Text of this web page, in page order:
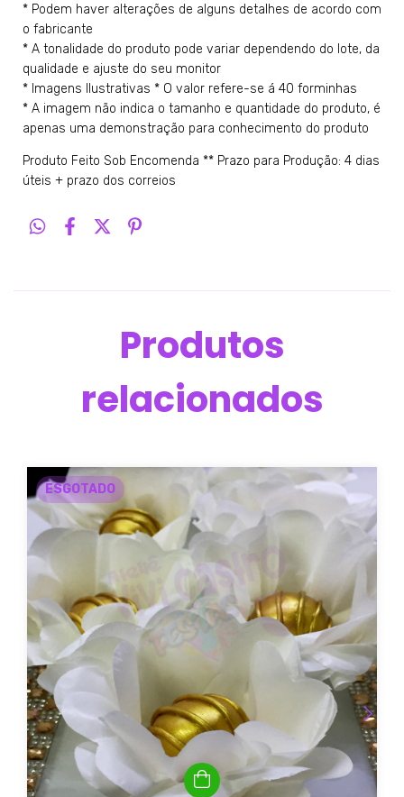
* Podem haver alterações de alguns detalhes de acordo com
o fabricante
* A tonalidade do produto pode variar dependendo do lote, da
qualidade e ajuste do seu monitor
* Imagens Ilustrativas * O valor refere-se á 40 forminhas
* A imagem não indica o tamanho e quantidade do produto, é
apenas uma demonstração para conhecimento do produto
Produto Feito Sob Encomenda ** Prazo para Produção: 4 dias
úteis + prazo dos correios
Produtos
relacionados
ESGOTADO